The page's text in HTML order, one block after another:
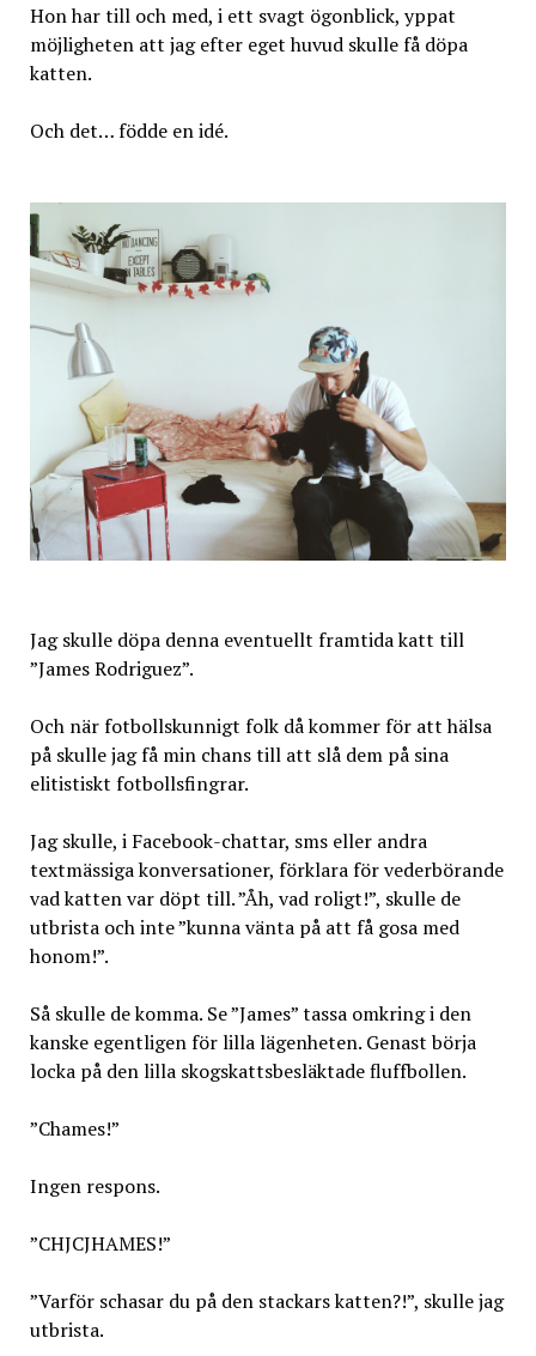
Hon har till och med, i ett svagt ögonblick, yppat
möjligheten att jag efter eget huvud skulle få döpa
katten.
Och det… födde en idé.
Jag skulle döpa denna eventuellt framtida katt till
”James Rodriguez”.
Och när fotbollskunnigt folk då kommer för att hälsa
på skulle jag få min chans till att slå dem på sina
elitistiskt fotbollsfingrar.
Jag skulle, i Facebook-chattar, sms eller andra
textmässiga konversationer, förklara för vederbörande
vad katten var döpt till. ”Åh, vad roligt!”, skulle de
utbrista och inte ”kunna vänta på att få gosa med
honom!”.
Så skulle de komma. Se ”James” tassa omkring i den
kanske egentligen för lilla lägenheten. Genast börja
locka på den lilla skogskattsbesläktade fluffbollen.
”Chames!”
Ingen respons.
”CHJCJHAMES!”
”Varför schasar du på den stackars katten?!”, skulle jag
utbrista.